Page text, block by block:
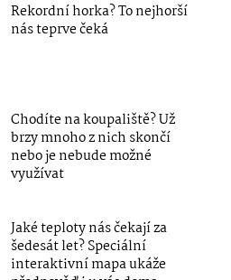
Rekordní horka? To nejhorší
nás teprve čeká
Chodíte na koupaliště? Už
brzy mnoho z nich skončí
nebo je nebude možné
využívat
Jaké teploty nás čekají za
šedesát let? Speciální
interaktivní mapa ukáže